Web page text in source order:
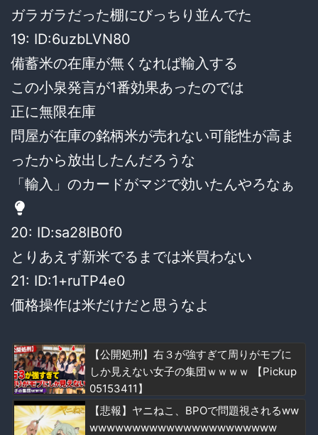
ガラガラだった棚にびっちり並んでた
19: ID:6uzbLVN80
備蓄米の在庫が無くなれば輸入する
この小泉発言が1番効果あったのでは
正に無限在庫
問屋が在庫の銘柄米が売れない可能性が高ま
ったから放出したんだろうな
「輸入」のカードがマジで効いたんやろなぁ
20: ID:sa28lB0f0
とりあえず新米でるまでは米買わない
21: ID:1+ruTP4e0
価格操作は米だけだと思うなよ
【公開処刑】右３が強すぎて周りがモブに
しか見えない女子の集団ｗｗｗｗ 【Pickup
05153411】
【悲報】ヤニねこ、BPOで問題視されるww
wwwwwwwwwwwwwwwwwwwwww